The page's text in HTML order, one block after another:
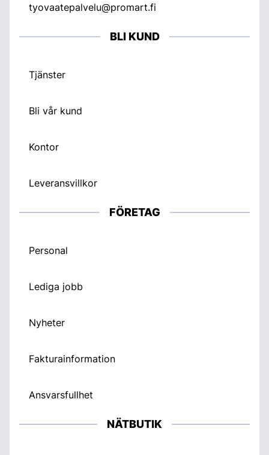
tyovaatepalvelu@promart.fi
BLI KUND
Tjänster
Bli vår kund
Kontor
Leveransvillkor
FÖRETAG
Personal
Lediga jobb
Nyheter
Fakturainformation
Ansvarsfullhet
NÄTBUTIK